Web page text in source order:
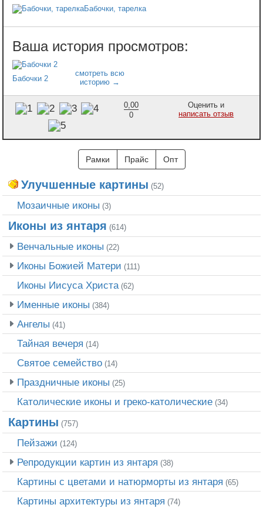
Бабочки, тарелка
Бабочки 2
0,00
0
Оценить и
написать отзыв
Рамки Прайс Опт
Улучшенные картины (52)
Мозаичные иконы (3)
Иконы из янтаря (614)
Венчальные иконы (22)
Иконы Божией Матери (111)
Иконы Иисуса Христа(62)
Именные иконы (384)
Ангелы (41)
Тайная вечеря (14)
Святое семейство (14)
Праздничные иконы (25)
Католические иконы и греко-католические (34)
Картины (757)
Пейзажи (124)
Репродукции картин из янтаря (38)
Картины с цветами и натюрморты из янтаря (65)
Картины архитектуры из янтаря (74)